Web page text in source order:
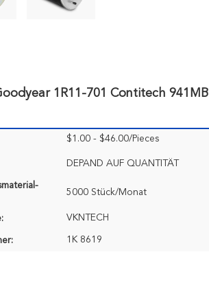
1R11-701 Contitech 941MB
$1.00 - $46.00/Pieces
DEPAND AUF QUANTITÄT
5000 Stück/Monat
VKNTECH
1K 8619